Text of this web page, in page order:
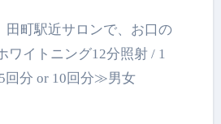
田町駅近サロンで、お口の
イトニング12分照射 / 1
回分 or 10回分≫男女